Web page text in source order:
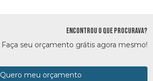
ENCONTROU O QUE PROCURAVA?
Faça seu orçamento grátis agora mesmo!
Quero meu orçamento